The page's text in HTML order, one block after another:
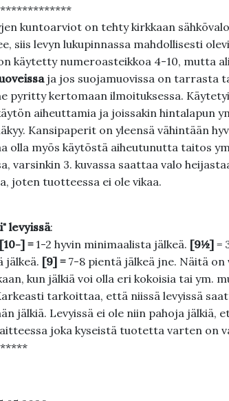
kuntoarviot on tehty kirkkaan
siis levyn lukupinnassa mahdollisesti
käytetty numeroasteikkoa 4-10, mutta
ja jos suojamuovissa on tarrasta
pyritty kertomaan ilmoituksessa.
aiheuttamia ja joissakin hintalapun
Kansipaperit on yleensä vähintään
olla myös käytöstä aiheutunutta taitos
varsinkin 3. kuvassa saattaa valo
joten tuotteessa ei ole vikaa.
levyissä:
[10-] = 1-2 hyvin minimaalista jälkeä. [9½]=
jälkeä. [9] = 7-8 pientä jälkeä jne. Näitä on
kun jälkiä voi olla eri kokoisia tai ym.
tarkoittaa, että niissä levyissä
jälkiä. Levyissä ei ole niin pahoja jälkiä,
joka kyseistä tuotetta varten on